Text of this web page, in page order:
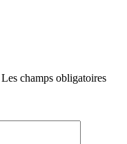
Les champs obligatoires